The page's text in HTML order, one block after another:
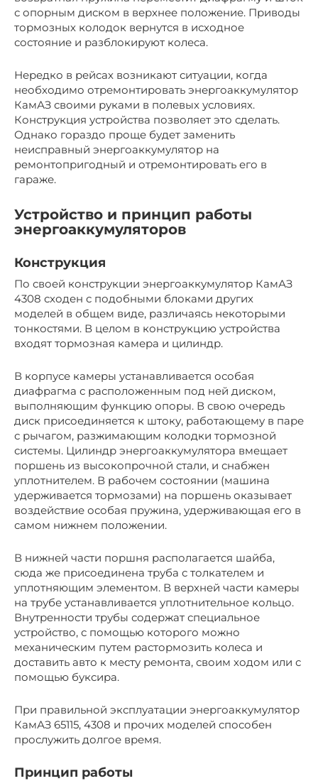
с опорным диском в верхнее положение. Приводы
тормозных колодок вернутся в исходное
состояние и разблокируют колеса.
Нередко в рейсах возникают ситуации, когда
необходимо отремонтировать энергоаккумулятор
КамАЗ своими руками в полевых условиях.
Конструкция устройства позволяет это сделать.
Однако гораздо проще будет заменить
неисправный энергоаккумулятор на
ремонтопригодный и отремонтировать его в
гараже.
Устройство и принцип работы
энергоаккумуляторов
Конструкция
По своей конструкции энергоаккумулятор КамАЗ
4308 сходен с подобными блоками других
моделей в общем виде, различаясь некоторыми
тонкостями. В целом в конструкцию устройства
входят тормозная камера и цилиндр.
В корпусе камеры устанавливается особая
диафрагма с расположенным под ней диском,
выполняющим функцию опоры. В свою очередь
диск присоединяется к штоку, работающему в паре
с рычагом, разжимающим колодки тормозной
системы. Цилиндр энергоаккумулятора вмещает
поршень из высокопрочной стали, и снабжен
уплотнителем. В рабочем состоянии (машина
удерживается тормозами) на поршень оказывает
воздействие особая пружина, удерживающая его в
самом нижнем положении.
В нижней части поршня располагается шайба,
сюда же присоединена труба с толкателем и
уплотняющим элементом. В верхней части камеры
на трубе устанавливается уплотнительное кольцо.
Внутренности трубы содержат специальное
устройство, с помощью которого можно
механическим путем растормозить колеса и
доставить авто к месту ремонта, своим ходом или с
помощью буксира.
При правильной эксплуатации энергоаккумулятор
КамАЗ 65115, 4308 и прочих моделей способен
прослужить долгое время.
Принцип работы